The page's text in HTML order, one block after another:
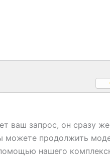
ваш запрос, он сразу
можете продолжить
нашего